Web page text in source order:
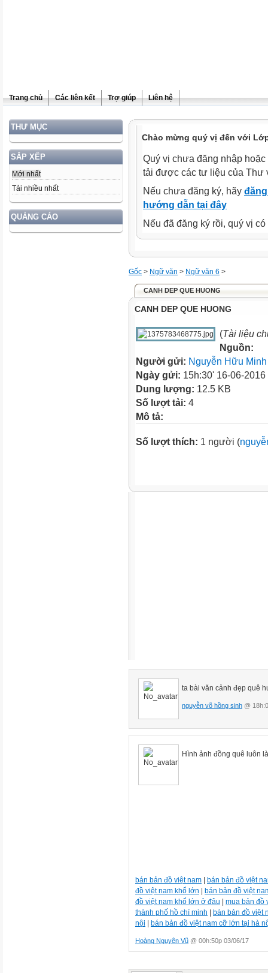
Trang chủ Các liên kết Trợ giúp Liên hệ
THƯ MỤC
SẮP XẾP
Mới nhất
Tải nhiều nhất
QUẢNG CÁO
Chào mừng quý vị đến với
Quý vị chưa đăng nhập
tải được các tư liệu của Thư
Nếu chưa đăng ký, hãy
hướng dẫn tại đây
Nếu đã đăng ký rồi, quý vị
Gốc > Ngữ văn > Ngữ văn 6 >
CANH DEP QUE HUONG
CANH DEP QUE HUONG
(Tài liệu
Nguồn:
Người gửi: Nguyễn Hữu Minh
Ngày gửi: 15h:30' 16-06-2016
Dung lượng: 12.5 KB
Số lượt tải: 4
Mô tả:
Số lượt thích: 1 người (
ta bài văn cảnh đẹp quê
nguyễn võ hồng sinh @
Hình ảnh đồng quê luôn
bán bản đồ việt nam | bán bản đồ việt
đồ việt nam khổ lớn | bán bản đồ việt
đồ việt nam khổ lớn ở đâu | mua bản đồ
thành phố hồ chí minh | bán bản đồ việt
nội | bán bản đồ việt nam cỡ lớn tại hà
Hoàng Nguyên Vũ @ 00h:50p 03/06/17